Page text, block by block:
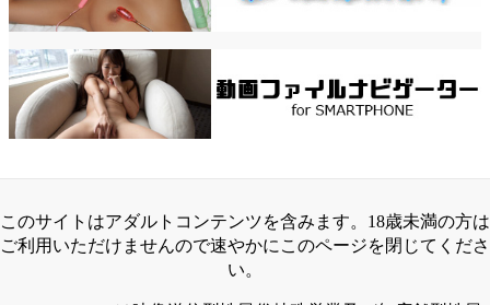
このサイトはアダルトコンテンツを含みます。18歳未満の方は
ご利用いただけませんので速やかにこのページを閉じてくださ
い。